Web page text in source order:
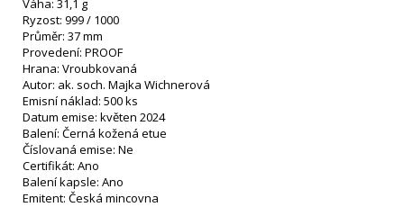
Váha: 31,1 g
Ryzost: 999 / 1000
Průměr: 37 mm
Provedení: PROOF
Hrana: Vroubkovaná
Autor: ak. soch. Majka Wichnerová
Emisní náklad: 500 ks
Datum emise: květen 2024
Balení: Černá kožená etue
Číslovaná emise: Ne
Certifikát: Ano
Balení kapsle: Ano
Emitent: Česká mincovna